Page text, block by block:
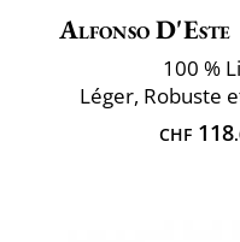
Alfonso D'Este
100 %
Léger, Robuste
CHF118